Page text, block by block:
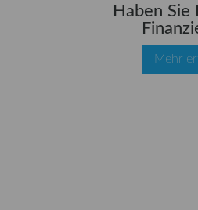
Haben Sie
Mehr